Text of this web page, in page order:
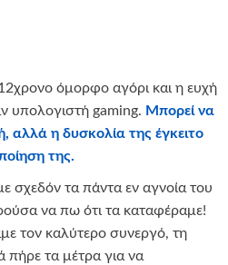
όμορφο αγόρι και η ευχή
υπολογιστή gaming. Μπορεί να
αλλά η δυσκολία της έγκειτο
της.
σχεδόν τα πάντα εν αγνοία του
να πω ότι τα καταφέραμε!
τον καλύτερο συνεργό, τη
πήρε τα μέτρα για να